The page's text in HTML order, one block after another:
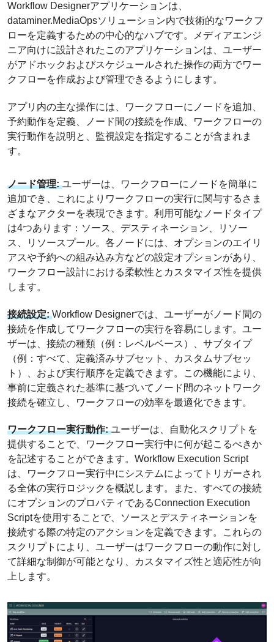
Workflow Designerアプリケーションは、
dataminer.MediaOpsソリューション内で技術的なワークフ
ローを定義するための中心的なハブです。メディアエンジ
ニア向けに設計されたこのアプリケーションは、ユーザー
がアドホックおよびスケジュールされた操作の両方でワー
クフローを作成および管理できるようにします。
アプリ内の主な操作には、ワークフローにノードを追加、
予約動作を定義、ノード間の接続を作成、ワークフローの
実行動作を説明と、監視設定を指定することが含まれま
す。
ノード管理:ユーザーは、ワークフローにノードを簡単に
追加でき、これによりワークフローの実行に関与するさま
ざまなアクターを表現できます。利用可能なノードタイプ
は4つあります：ソース、デスティネーション、リソー
ス、リソースプール。各ノードには、オプションのエイリ
アスや予約への組み込み方などの設定オプションがあり、
ワークフロー設計における柔軟性とカスタマイズ性を提供
します。
接続設定:Workflow Designerでは、ユーザーがノード間の
接続を作成してワークフローの実行を容易にします。ユー
ザーは、接続の種類（例：レベルベース）、サブタイプ
（例：すべて、定義済みサブセット、カスタムサブセッ
ト）、および実行順序を定義できます。この機能により、
事前に定義された基準に基づいてノード間のネットワーク
接続を確立し、ワークフローの効率を最適化できます。
ワークフロー実行動作:ユーザーは、自動化スクリプトを
提供することで、ワークフロー実行中に何が起こるべきか
を記述することができます。Workflow Execution Script
は、ワークフロー実行中にシステムによってトリガーされ
る全体の実行ロジックを概説します。また、すべての接続
にオプションのプロパティであるConnection Execution
Scriptを使用することで、ソースとデスティネーションを
接続する際の特定のアクションを定義できます。これらの
スクリプトにより、ユーザーはワークフローの動作に対し
て詳細な制御が可能となり、カスタマイズ性と適応性が向
上します。